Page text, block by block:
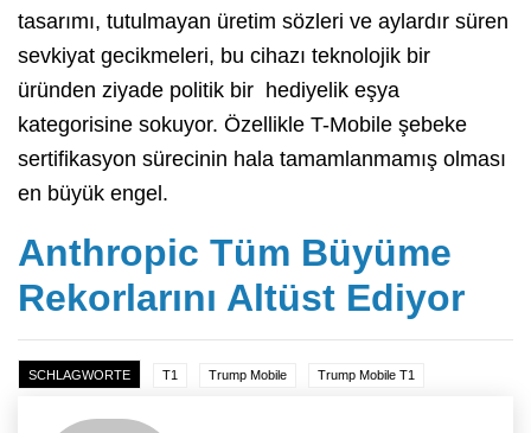
tasarımı, tutulmayan üretim sözleri ve aylardır süren
sevkiyat gecikmeleri, bu cihazı teknolojik bir
üründen ziyade politik bir hediyelik eşya
kategorisine sokuyor. Özellikle T-Mobile şebeke
sertifikasyon sürecinin hala tamamlanmamış olması
en büyük engel.
Anthropic Tüm Büyüme
Rekorlarını Altüst Ediyor
SCHLAGWORTE T1 Trump Mobile Trump Mobile T1